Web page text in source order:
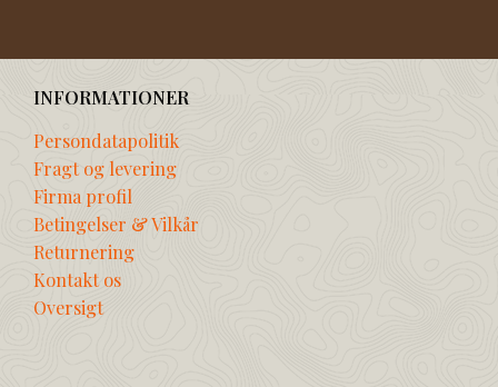
INFORMATIONER
Persondatapolitik
Fragt og levering
Firma profil
Betingelser & Vilkår
Returnering
Kontakt os
Oversigt